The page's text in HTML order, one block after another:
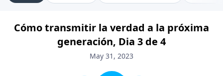
Cómo transmitir la verdad a la próxima
generación, Dia 3 de 4
May 31, 2023